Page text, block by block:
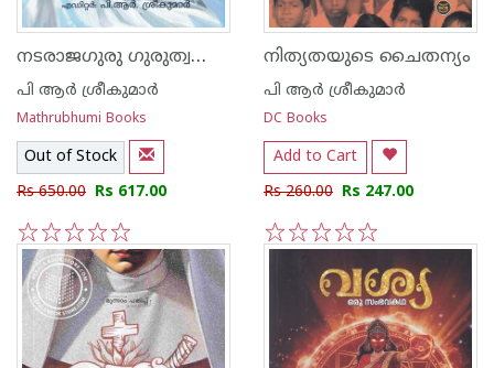
നടരാജഗുരു ഗുരുത്വത്തെ പുനഃപ്രതിഷ്ഠിച്ച ബ്രഹ്‌മജ്ഞാനി
പി ആര്‍ ശ്രീകുമാര്‍
Mathrubhumi Books
Out of Stock
Rs 650.00 Rs 617.00
5
4
3
2
1
നിത്യതയുടെ ചൈതന്യം
പി ആര്‍ ശ്രീകുമാര്‍
DC Books
Add to Cart
Rs 260.00 Rs 247.00
5
4
3
2
1